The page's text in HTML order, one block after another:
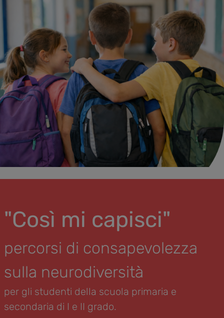
"Così mi capisci"
percorsi di consapevolezza
sulla neurodiversità
per gli studenti della scuola primaria e
secondaria di I e II grado.